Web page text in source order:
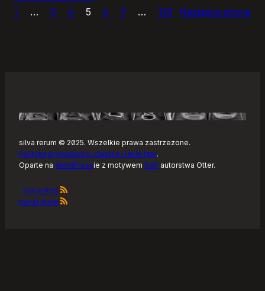
Sly,
1
… 3 4 5 6 7 … 125 Następna strona
silva rerum © 2025. Wszelkie prawa zastrzeżone.
Polityka prywatności, ciastka i takie tam.
Oparte na WordPressie z motywem Raft autorstwa Otter.
Kanał RSS
Kanał Atom